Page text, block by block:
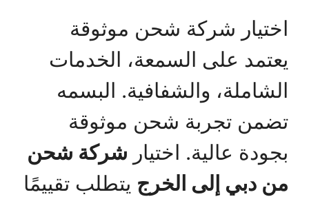
اختيار شركة شحن موثوقة
يعتمد على السمعة، الخدمات
الشاملة، والشفافية. البسمه
تضمن تجربة شحن موثوقة
بجودة عالية. اختيار شركة شحن
من دبي إلى الخرج يتطلب تقييمًا